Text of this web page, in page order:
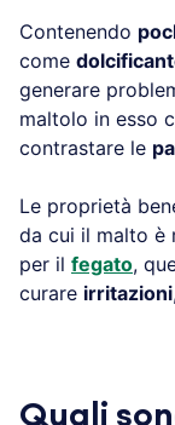
Contenendo
come
generare
maltolo in esso
contrastare le
Le proprietà
da cui il malto è
per il fegato,
curare irritazioni
Quali